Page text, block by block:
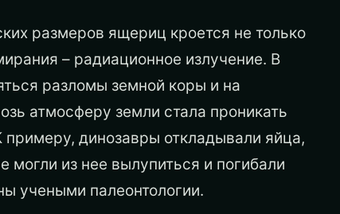
размеров ящериц кроется не только
– радиационное излучение. В
разломы земной коры и на
атмосферу земли стала проникать
динозавры откладывали яйца,
могли из нее вылупиться и погибали
учеными палеонтологии.